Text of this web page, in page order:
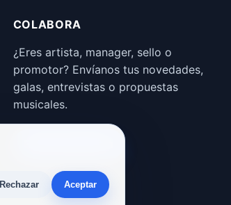
COLABORA
¿Eres artista, manager, sello o
promotor? Envíanos tus novedades,
galas, entrevistas o propuestas
musicales.
Rechazar Aceptar